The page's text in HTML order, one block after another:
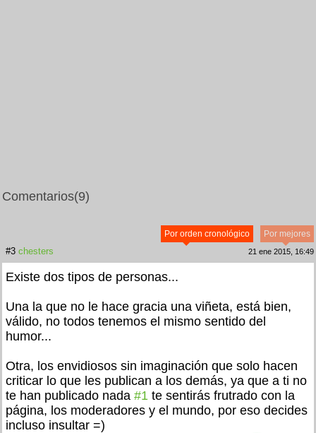
Comentarios(9)
Por mejores
Por orden cronológico
#3 chesters 21 ene 2015, 16:49
Existe dos tipos de personas...
Una la que no le hace gracia una viñeta, está bien,
válido, no todos tenemos el mismo sentido del
humor...
Otra, los envidiosos sin imaginación que solo hacen
criticar lo que les publican a los demás, ya que a ti no
te han publicado nada #1 te sentirás frutrado con la
página, los moderadores y el mundo, por eso decides
incluso insultar =)